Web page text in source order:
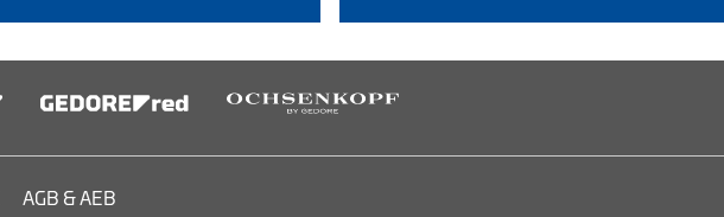
AGB & AEB